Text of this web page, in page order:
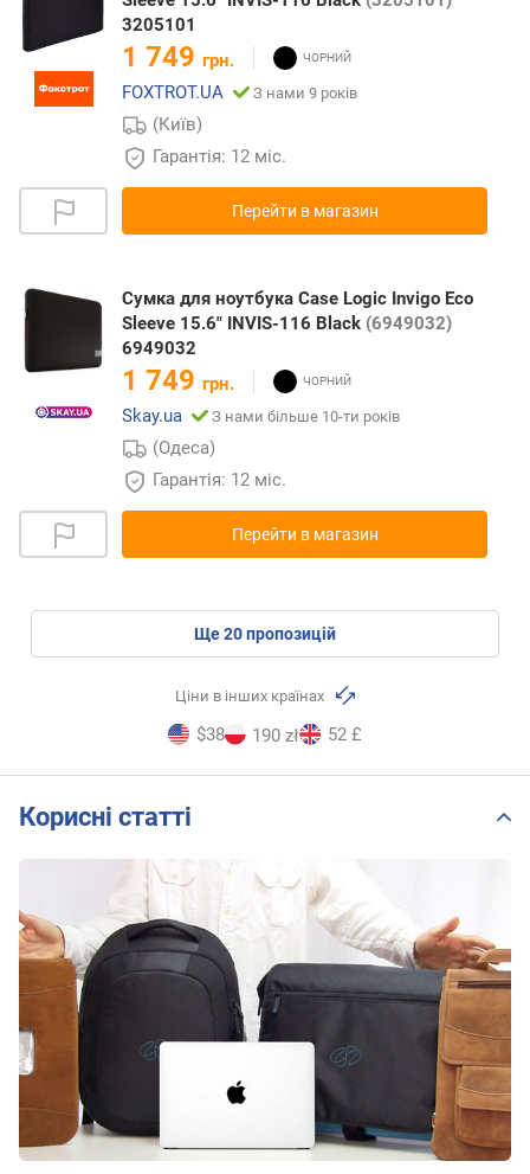
3205101
1 749 грн.
FOXTROT.UA
З нами 9 років
(Київ)
Гарантія: 12 міс.
Перейти в магазин
Сумка для ноутбука Case Logic Invigo Eco
Sleeve 15.6" INVIS-116 Black (6949032)
6949032
1 749 грн.
Skay.ua
З нами більше 10-ти років
(Одеса)
Гарантія: 12 міс.
Перейти в магазин
ще20пропозицій
Ціни в інших країнах
$38 190 zł 52 £
Корисні статті